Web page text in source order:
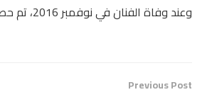
وعند وفاة الفنان في نوفمبر 2016، تم حصر الإرث في أبنائه محمد وكريم فقط، دون ذكر أي زوجة أو مستحق آخر.
Previous Post